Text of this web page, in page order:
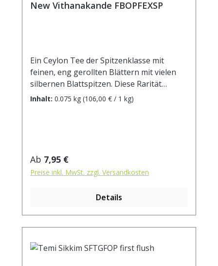
New Vithanakande FBOPFEXSP
Ein Ceylon Tee der Spitzenklasse mit
feinen, eng gerollten Blättern mit vielen
silbernen Blattspitzen. Diese Rarität
stammt aus dem Ratnapura Distrikt und
Wasser aufgiessen. Ziehzeit: ca. 3 min.
Inhalt: 0.075 kg (106,00 € / 1 kg)
Regulärer Preis:
Ab 7,95 €
Preise inkl. MwSt. zzgl. Versandkosten
Details